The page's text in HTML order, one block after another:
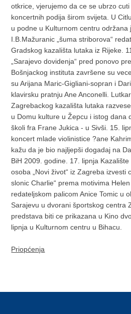
otkrice, vjerujemo da ce se ubrzo
koncertnih podija širom svijeta. U
u podne u Kulturnom centru održana
I.B.Mažuranic „šuma striborova“
Gradskog kazališta lutaka iz Rijeke.
„Sarajevo dovidenja“ pred ponovo
Bošnjackog instituta završene su
su Arijana Maric-Gigliani-sopran i
klavirsku pratnju Ane Anconelli.
Zagrebackog kazališta lutaka
u Domu kulture u Žepcu i istog dana
školi fra Frane Jukica - u Sivši. 15.
koncert mlade violinistice ?ane
kažu da je bio najljepši dogadaj na
BiH 2009. godine. 17. lipnja
osoba „Novi život“ iz Zagreba izvesti
slonic Charlie“ prema motivima
redateljskom palicom Anice Tomic u
Sarajevu u dvorani športskog centra
predstava biti ce prikazana u Kino
lipnja u Kulturnom centru u Bihacu.
Priopćenja